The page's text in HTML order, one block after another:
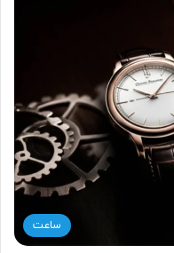
ساعت